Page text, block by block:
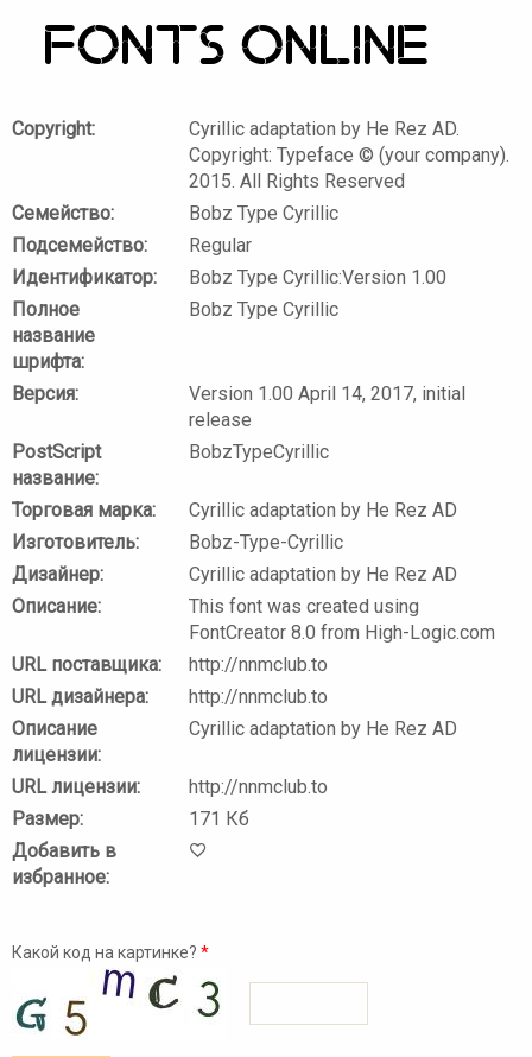
Copyright:
Cyrillic adaptation by He Rez AD.
Copyright: Typeface © (your company).
2015. All Rights Reserved
Семейство:
Bobz Type Cyrillic
Подсемейство:
Regular
Идентификатор:
Bobz Type Cyrillic:Version 1.00
Полное
название
шрифта:
Bobz Type Cyrillic
Версия:
Version 1.00 April 14, 2017, initial
release
PostScript
название:
BobzTypeCyrillic
Торговая марка:
Cyrillic adaptation by He Rez AD
Изготовитель:
Bobz-Type-Cyrillic
Дизайнер:
Cyrillic adaptation by He Rez AD
Описание:
This font was created using
FontCreator 8.0 from High-Logic.com
URL поставщика:
http://nnmclub.to
URL дизайнера:
http://nnmclub.to
Описание
лицензии:
Cyrillic adaptation by He Rez AD
URL лицензии:
http://nnmclub.to
Размер:
171 Кб
Добавить в
избранное:
Какой код на картинке? *